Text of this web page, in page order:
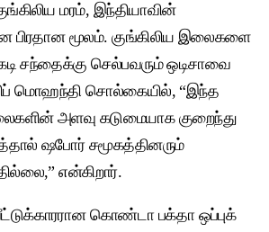
மரம், இந்தியாவின்
பிரதான மூலம். குங்கிலிய இலைகளை
சந்தைக்கு செல்பவரும் ஒடிசாவை
மொஹந்தி சொல்கையில், “இந்த
அளவு கடுமையாக குறைந்து
ஷபோர் சமூகத்தினரும்
என்கிறார்.
கொண்டா பக்தா ஒப்புக்